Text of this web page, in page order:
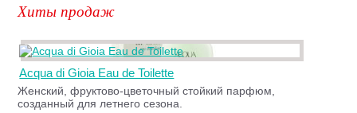
Хиты продаж
Acqua di Gioia Eau de Toilette
Женский, фруктово-цветочный стойкий парфюм,
созданный для летнего сезона.